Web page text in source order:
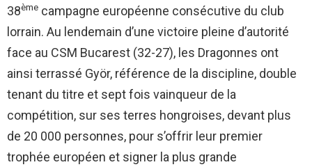
38ème campagne européenne consécutive du club
lorrain. Au lendemain d’une victoire pleine d’autorité
face au CSM Bucarest (32-27), les Dragonnes ont
ainsi terrassé Györ, référence de la discipline, double
tenant du titre et sept fois vainqueur de la
compétition, sur ses terres hongroises, devant plus
de 20 000 personnes, pour s’offrir leur premier
trophée européen et signer la plus grande